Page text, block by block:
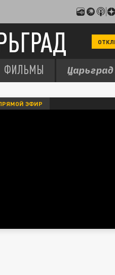
ФИЛЬМЫ
ЭФИР